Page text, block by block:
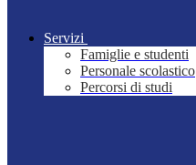
Servizi
Famiglie e studenti
Personale scolastico
Percorsi di studi